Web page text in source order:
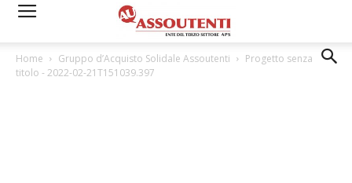
Home Gruppo d’Acquisto Solidale Assoutenti
Progetto senza
titolo - 2022-02-21T151039.397